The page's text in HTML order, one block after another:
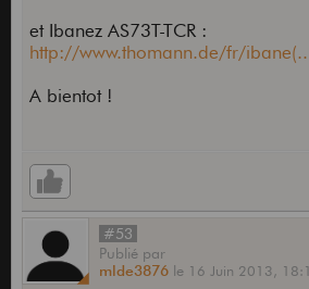
et Ibanez AS73T-TCR :
http://www.thomann.de/fr/
A bientot !
#53
Publié par
mlde3876 le 16 Juin 2013,